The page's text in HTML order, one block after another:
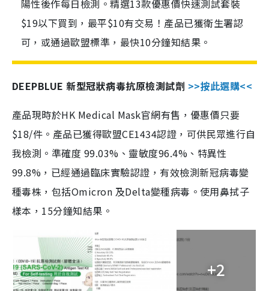
陽性後作每日檢測。精選13款優惠價快速測試套裝
$19以下買到，最平$10有交易！產品已獲衛生署認
可，或通過歐盟標準，最快10分鐘知結果。
DEEPBLUE 新型冠狀病毒抗原檢測試劑 >>按此選購<<
產品現時於HK Medical Mask官網有售，優惠價只要
$18/件。產品已獲得歐盟CE1434認證，可供民眾進行自
我檢測。準確度 99.03%、靈敏度96.4%、特異性
99.8%，已經通過臨床實驗認證，有效檢測新冠病毒變
種毒株，包括Omicron 及Delta變種病毒。使用鼻拭子
樣本，15分鐘知結果。
+2